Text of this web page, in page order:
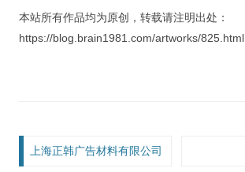
本站所有作品均为原创，转载请注明出处：
https://blog.brain1981.com/artworks/825.html
文章导航
上海正韩广告材料有限公司